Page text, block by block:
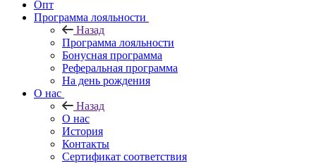
Опт
Программа лояльности
Назад
Программа лояльности
Бонусная программа
Реферальная программа
На день рождения
О нас
Назад
О нас
История
Контакты
Сертификат соответствия